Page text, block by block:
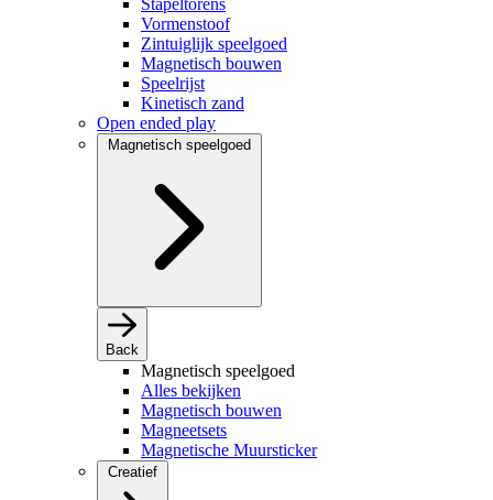
Vormenstoof
Zintuiglijk speelgoed
Magnetisch bouwen
Speelrijst
Kinetisch zand
Open ended play
Magnetisch speelgoed
Back
Magnetisch speelgoed
Alles bekijken
Magnetisch bouwen
Magneetsets
Magnetische Muursticker
Creatief